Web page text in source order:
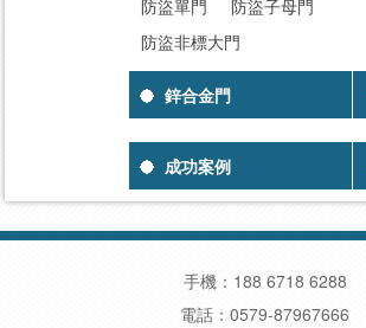
防盜單門
防盜子母門
防盜非標大門
鋅合金門
成功案例
手機：188 6718 6288
電話：0579-87967666